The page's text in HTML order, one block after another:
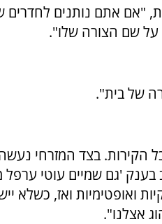
"אם אתם נותנים לחדרים
על שם הצורה שלו".
של בית".
הקירות. בצד המזרחי
'גם שמיים עוטי ערפל
ואופטימיות ואז, כשלא
אצלנו".